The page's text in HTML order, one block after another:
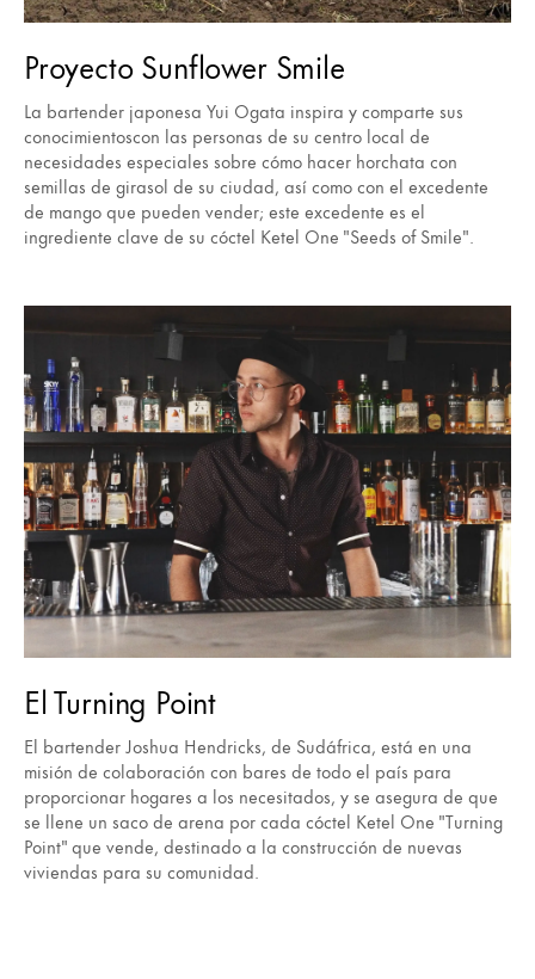
Proyecto Sunflower Smile
La bartender japonesa Yui Ogata inspira y comparte sus
conocimientoscon las personas de su centro local de
necesidades especiales sobre cómo hacer horchata con
semillas de girasol de su ciudad, así como con el excedente
de mango que pueden vender; este excedente es el
ingrediente clave de su cóctel Ketel One "Seeds of Smile".
El Turning Point
El bartender Joshua Hendricks, de Sudáfrica, está en una
misión de colaboración con bares de todo el país para
proporcionar hogares a los necesitados, y se asegura de que
se llene un saco de arena por cada cóctel Ketel One "Turning
Point" que vende, destinado a la construcción de nuevas
viviendas para su comunidad.